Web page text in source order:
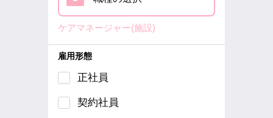
ケアマネージャー(施設)
雇用形態
正社員
契約社員